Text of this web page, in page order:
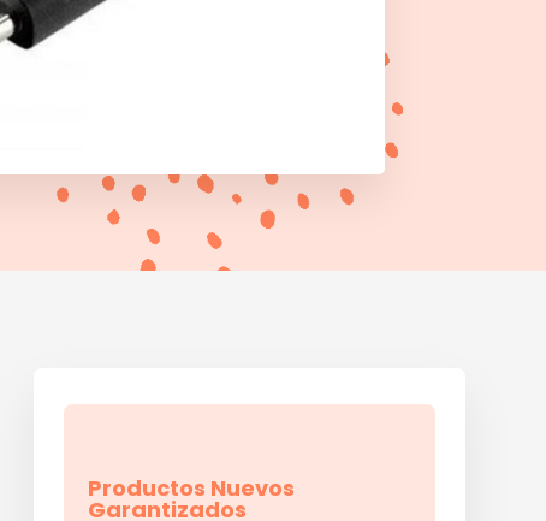
Productos Nuevos
Garantizados